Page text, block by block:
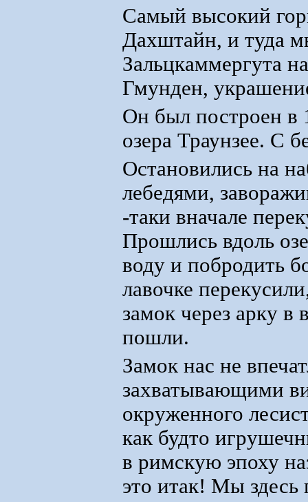
Самый высокий
Дахштайн, и туда
Зальцкаммергута
Гмунден,
Он был построен в
озера Траунзее. С
Остановились на
лебедями,
-таки вначале
Прошлись вдоль
воду и побродить
лавочке
замок через арку
пошли.
Замок нас не
захватывающими
окруженного
как будто
в римскую эпоху
это итак! Мы здесь